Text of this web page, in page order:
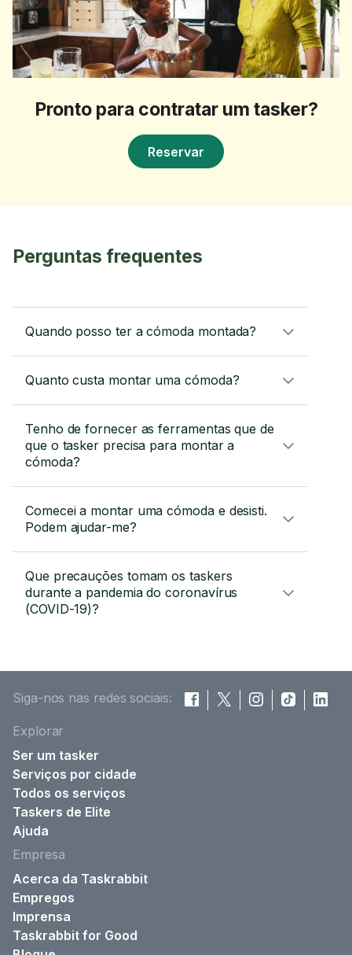
Pronto para contratar um tasker?
Reservar
Perguntas frequentes
Quando posso ter a cómoda montada?
Quanto custa montar uma cómoda?
Tenho de fornecer as ferramentas que de
que o tasker precisa para montar a
cómoda?
Comecei a montar uma cómoda e desisti.
Podem ajudar-me?
Que precauções tomam os taskers
durante a pandemia do coronavírus
(COVID-19)?
Siga-nos nas redes sociais:
Explorar
Ser um tasker
Serviços por cidade
Todos os serviços
Taskers de Elite
Ajuda
Empresa
Acerca da Taskrabbit
Empregos
Imprensa
Taskrabbit for Good